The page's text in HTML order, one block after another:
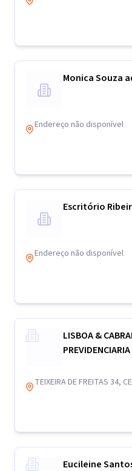
Monica Souza
Endereço não disponível
Escritório
Endereço não disponível
LISBOA &
PREVIDENCIARIA
TEIXEIRA DE FREITAS 34,
Eucileine